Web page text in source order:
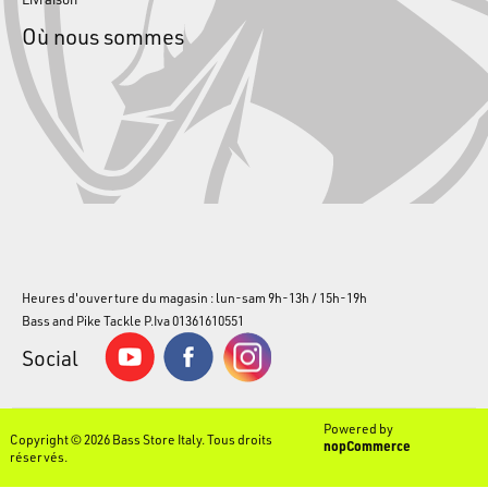
Où nous sommes
Heures d'ouverture du magasin : lun-sam 9h-13h / 15h-19h
Bass and Pike Tackle P.Iva 01361610551
Social
Copyright © 2026 Bass Store Italy. Tous droits
réservés.
Powered by
nopCommerce